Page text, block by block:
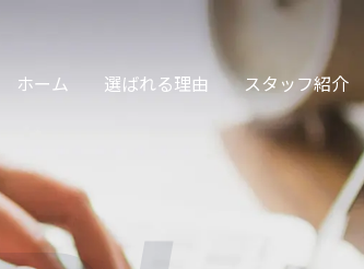
ホーム 選ばれる理由 スタッフ紹介
ジ・保険診療